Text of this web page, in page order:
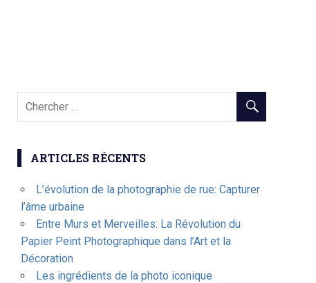
ARTICLES RÉCENTS
L’évolution de la photographie de rue: Capturer
l’âme urbaine
Entre Murs et Merveilles: La Révolution du
Papier Peint Photographique dans l’Art et la
Décoration
Les ingrédients de la photo iconique